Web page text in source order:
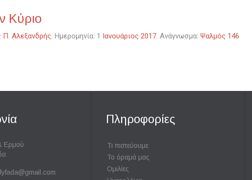
Κύριο
Π. Αλεξανδρής. Ημερομηνία: 1 Ιανουάριος 2017. Ανάγνωσμα: Ψαλμός 146
Ερμού
Πληροφορίες
Τι πιστεύουμε
Το όραμά μας
Ομιλίες